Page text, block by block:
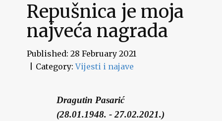
Repušnica je moja
najveća nagrada
Published: 28 February 2021
Category:Vijesti i najave
Dragutin Pasarić
(28.01.1948. - 27.02.2021.)